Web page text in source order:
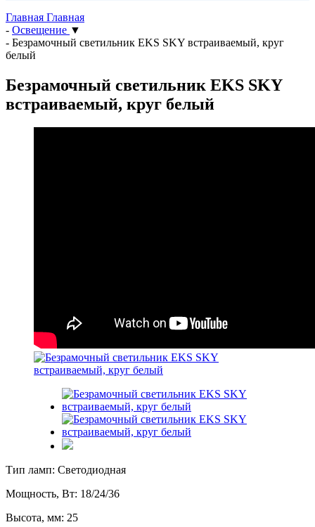
Главная Главная
- Освещение ▼
- Безрамочный светильник EKS SKY встраиваемый, круг
белый
Безрамочный светильник EKS SKY
встраиваемый, круг белый
Тип ламп: Светодиодная
Мощность, Вт: 18/24/36
Высота, мм: 25